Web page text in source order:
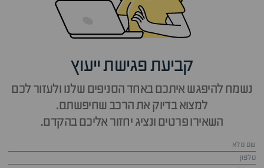
קביעת פגישת ייעוץ
נשמח להיפגש איתכם באחד הסניפים שלנו ולעזור לכם
למצוא בדיוק את הרכב שחיפשתם.
השאירו פרטים ונציג יחזור אליכם בהקדם.